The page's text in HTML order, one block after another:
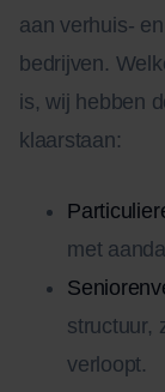
aan verhuis-
bedrijven.
is, wij hebben
klaarstaan:
met
structuur,
verloopt.